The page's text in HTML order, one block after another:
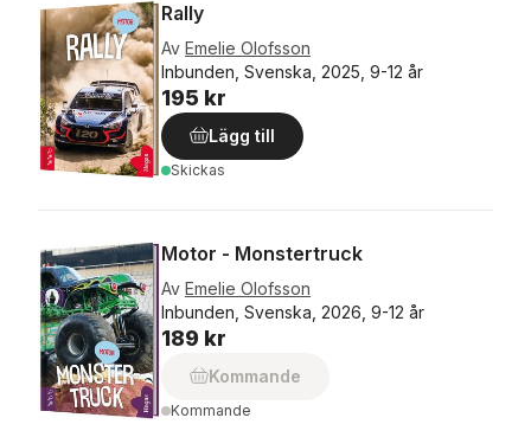
Rally
Av Emelie Olofsson
Inbunden, Svenska, 2025, 9-12 år
195 kr
Lägg till
Skickas
Motor - Monstertruck
Av Emelie Olofsson
Inbunden, Svenska, 2026, 9-12 år
189 kr
Kommande
Kommande